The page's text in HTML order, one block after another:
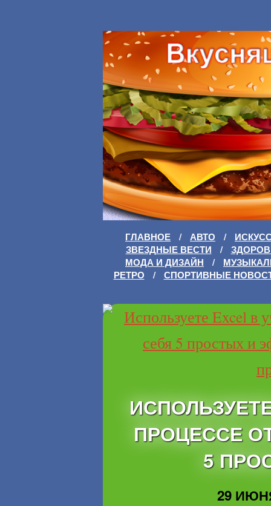
ГЛАВНОЕ / АВТО /
ЗВЕЗДНЫЕ ВЕСТИ
/
МОДА И ДИЗАЙН
/
РЕТРО
/ СПОРТИВНЫЕ
ПРОЦЕССЕ
5
29